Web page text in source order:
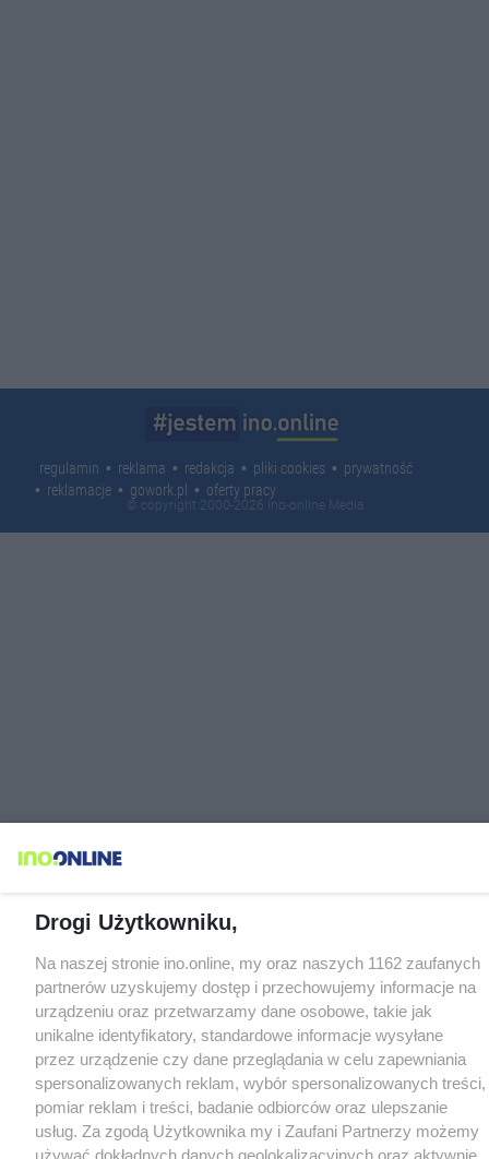
regulamin reklama redakcja pliki cookies
prywatność
reklamacje
gowork.pl oferty pracy
© copyright 2000-2026 Ino-online Media
Drogi Użytkowniku,
Na naszej stronie ino.online, my oraz naszych 1162 zaufanych
partnerów uzyskujemy dostęp i przechowujemy informacje na
urządzeniu oraz przetwarzamy dane osobowe, takie jak
unikalne identyfikatory, standardowe informacje wysyłane
przez urządzenie czy dane przeglądania w celu zapewniania
spersonalizowanych reklam, wybór spersonalizowanych treści,
pomiar reklam i treści, badanie odbiorców oraz ulepszanie
usług. Za zgodą Użytkownika my i Zaufani Partnerzy możemy
używać dokładnych danych geolokalizacyjnych oraz aktywnie